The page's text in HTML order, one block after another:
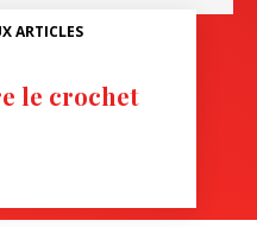
ARTICLES
le crochet